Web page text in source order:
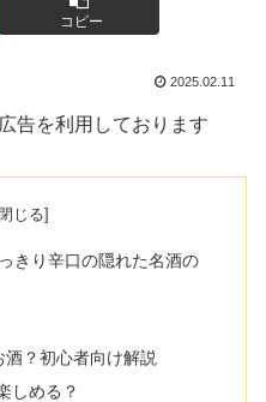
コピー
2025.02.11
告を利用しております
きり辛口の隠れた名酒の
？初心者向け解説
しめる？